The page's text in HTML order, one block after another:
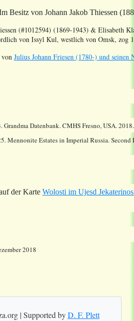
Besitz von Johann Jakob Thiessen
(#1012594) (1869-1943) & Elisabeth
von Issyl Kul, westlich von Omsk, zog
Julius Johann Friesen (1780-) und seinen
Grandma Datenbank. CMHS Fresno, USA.
Mennonite Estates in Imperial Russia.
der Karte Wolosti im Ujesd
2018
| Supported byD. F. Plett